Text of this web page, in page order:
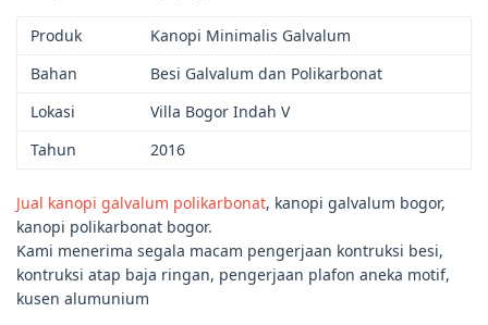
Produk
Kanopi Minimalis Galvalum
Bahan
Besi Galvalum dan Polikarbonat
Lokasi
Villa Bogor Indah V
Tahun
2016
Jual kanopi galvalum polikarbonat, kanopi galvalum bogor,
kanopi polikarbonat bogor.
Kami menerima segala macam pengerjaan kontruksi besi,
kontruksi atap baja ringan, pengerjaan plafon aneka motif,
kusen alumunium